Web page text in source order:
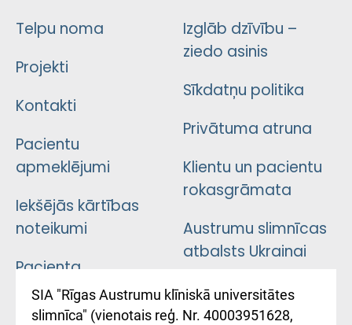
Telpu noma
Projekti
Kontakti
Pacientu
apmeklējumi
Iekšējās kārtības
noteikumi
Pacienta
atsauksmju/sūdzību
iesniegšanas
Izglāb dzīvību –
ziedo asinis
Sīkdatņu politika
Privātuma atruna
Klientu un pacientu
rokasgrāmata
Austrumu slimnīcas
atbalsts Ukrainai
Підтримка Східної
лікарні та співпраця з
SIA "Rīgas Austrumu klīniskā universitātes
slimnīca" (vienotais reģ. Nr. 40003951628,